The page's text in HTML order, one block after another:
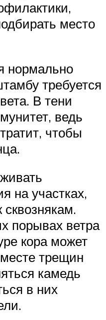
место
нормально
требуется
В тени
ведь
чтобы
на участках,
сквознякам.
порывах ветра
кора может
трещин
камедь
в них